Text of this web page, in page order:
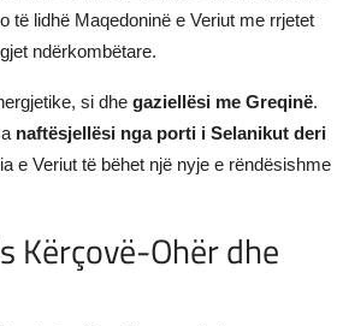
të lidhë Maqedoninë e Veriut me rrjetet
ndërkombëtare.
si dhe gaziellësi me Greqinë.
naftësjellësi nga porti i Selanikut deri
e Veriut të bëhet një nyje e rëndësishme
Kërçovë-Ohër dhe